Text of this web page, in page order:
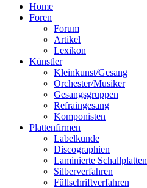
Home
Foren
Forum
Artikel
Lexikon
Künstler
Kleinkunst/Gesang
Orchester/Musiker
Gesangsgruppen
Refraingesang
Komponisten
Plattenfirmen
Labelkunde
Discographien
Laminierte Schallplatten
Silberverfahren
Füllschriftverfahren